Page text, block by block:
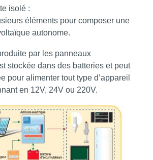
isolé :
éléments pour composer une
autonome.
par les panneaux
stockée dans des batteries et peut
pour alimenter tout type d’appareil
en 12V, 24V ou 220V.